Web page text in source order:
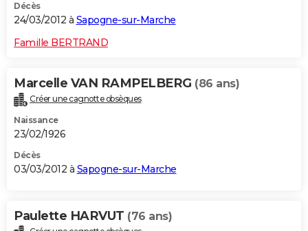
Décès
24/03/2012 à Sapogne-sur-Marche
Famille BERTRAND
Marcelle VAN RAMPELBERG (86 ans)
Créer une cagnotte obsèques
Naissance
23/02/1926
Décès
03/03/2012 à Sapogne-sur-Marche
Paulette HARVUT (76 ans)